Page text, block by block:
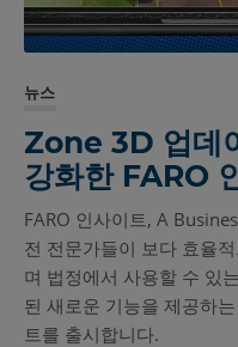
뉴스
Zone 3D 업데
강화한 FARO
FARO 인사이트, A
전 전문가들이 보다 효율
며 법정에서 사용할 수 있
된 새로운 기능을 제공하
트를 출시합니다.